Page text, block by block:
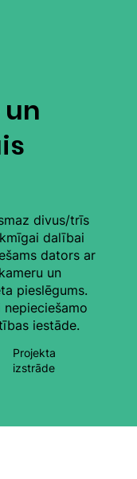
divus/trīs
dalībai
dators ar
un
pieslēgums.
iestāde.
Projekta
izstrāde